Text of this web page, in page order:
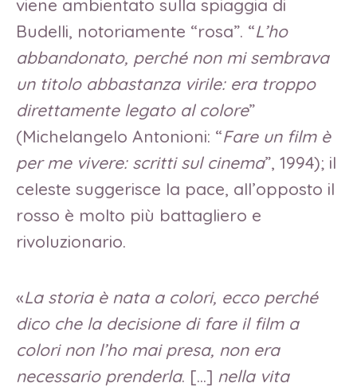
viene ambientato sulla spiaggia di
Budelli, notoriamente “rosa”. “L’ho
abbandonato, perché non mi sembrava
un titolo abbastanza virile: era troppo
direttamente legato al colore”
(Michelangelo Antonioni: “Fare un film è
per me vivere: scritti sul cinema”, 1994); il
celeste suggerisce la pace, all’opposto il
rosso è molto più battagliero e
rivoluzionario.
«La storia è nata a colori, ecco perché
dico che la decisione di fare il film a
colori non l’ho mai presa, non era
necessario prenderla. […] nella vita